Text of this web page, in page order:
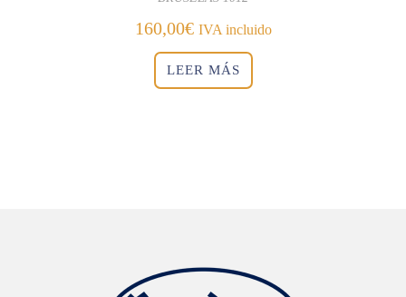
160,00€ IVA incluido
LEER MÁS